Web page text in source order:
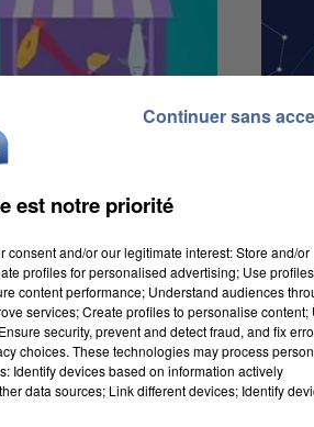
afin de respecter les
est notre priorité
and/or our legitimate interest: Store and/or
profiles for personalised advertising; Use
content performance; Understand audiences
services; Create profiles to personalise content;
security, prevent and detect fraud, and fix
choices. These technologies may process
Identify devices based on information actively
data sources; Link different devices; Identify
Continuer sans